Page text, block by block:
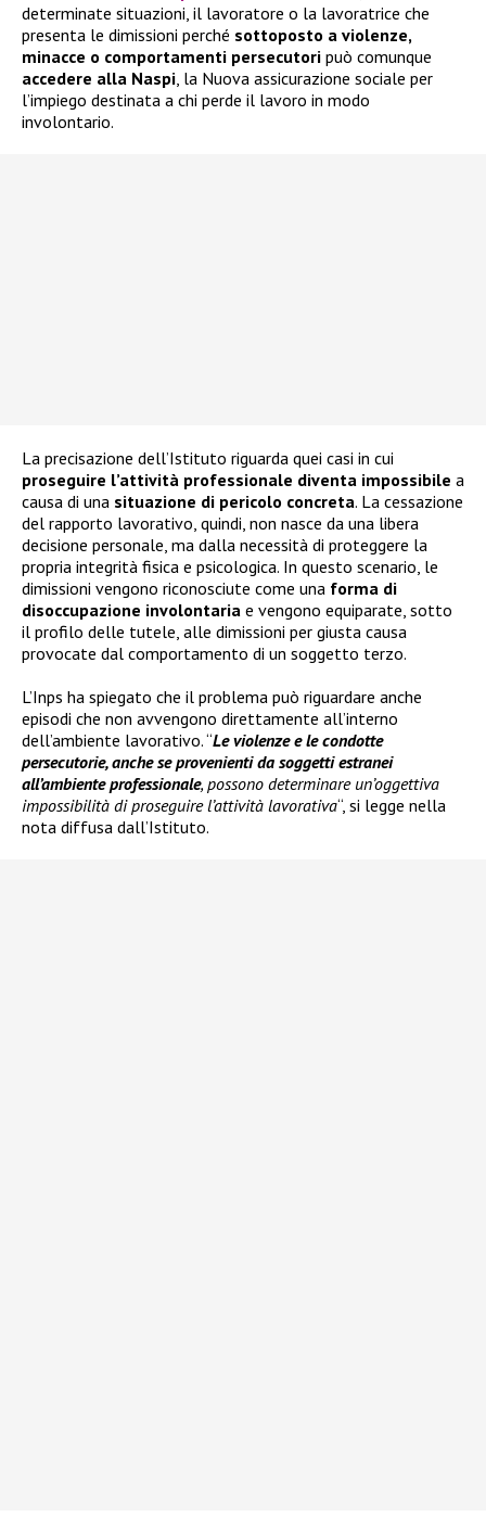
determinate situazioni, il lavoratore o la lavoratrice che
presenta le dimissioni perché sottoposto a violenze,
minacce o comportamenti persecutori può comunque
accedere alla Naspi , la Nuova assicurazione sociale per
l’impiego destinata a chi perde il lavoro in modo
involontario.
La precisazione dell’Istituto riguarda quei casi in cui
proseguire l’attività professionale diventa impossibile a
causa di una situazione di pericolo concreta. La cessazione
del rapporto lavorativo, quindi, non nasce da una libera
decisione personale, ma dalla necessità di proteggere la
propria integrità fisica e psicologica. In questo scenario, le
dimissioni vengono riconosciute come una forma di
disoccupazione involontaria e vengono equiparate, sotto
il profilo delle tutele, alle dimissioni per giusta causa
provocate dal comportamento di un soggetto terzo.
L’Inps ha spiegato che il problema può riguardare anche
episodi che non avvengono direttamente all’interno
dell’ambiente lavorativo. “Le violenze e le condotte
persecutorie, anche se provenienti da soggetti estranei
all’ambiente professionale, possono determinare un’oggettiva
impossibilità di proseguire l’attività lavorativa“, si legge nella
nota diffusa dall’Istituto.